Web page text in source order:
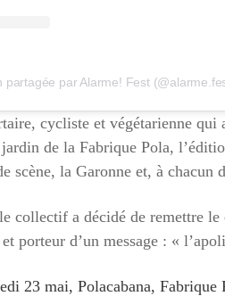
partagée par Alarme! Fest
cycliste et végétarienne qui
de la Fabrique Pola,
scène, la Garonne et, à chacun
collectif a décidé de remettre
porteur d’un message : «
23 mai, Polacabana,